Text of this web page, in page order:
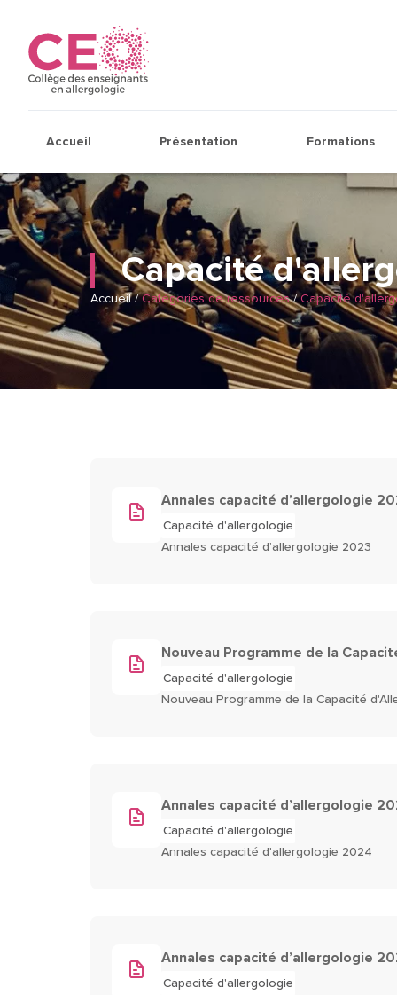
Accueil Présentation Formations
Capacité
Accueil/Catégories de ressources/Capacité
Annales capacité d’allergologie
Capacité d'allergologie
Annales capacité d’allergologie 2023
Nouveau Programme de la
Capacité d'allergologie
Nouveau Programme de la Capacité
Annales capacité d’allergologie
Capacité d'allergologie
Annales capacité d'allergologie 2024
Annales capacité d’allergologie
Capacité d'allergologie